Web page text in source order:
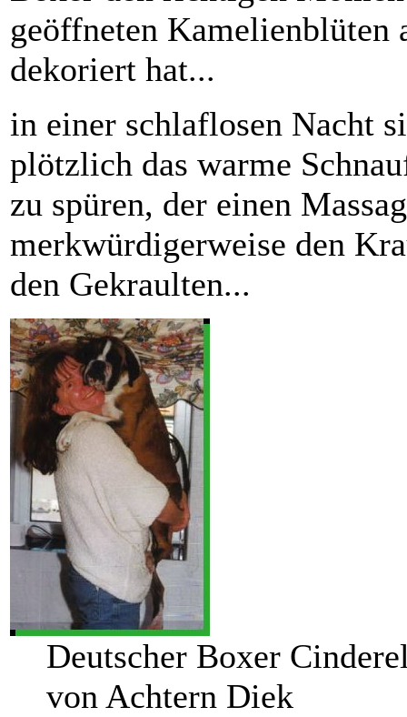
geöffneten Kamelienblüten
dekoriert hat...
in einer schlaflosen Nacht
plötzlich das warme
zu spüren, der einen
merkwürdigerweise den
den Gekraulten...
Deutscher Boxer
von Achtern Diek